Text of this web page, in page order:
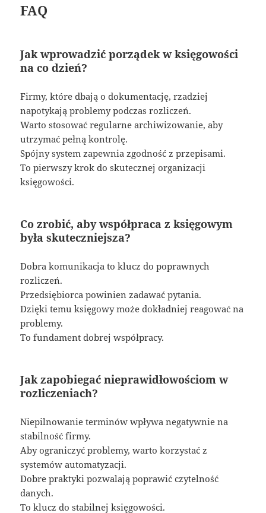
FAQ
Jak wprowadzić porządek w księgowości
na co dzień?
Firmy, które dbają o dokumentację, rzadziej
napotykają problemy podczas rozliczeń.
Warto stosować regularne archiwizowanie, aby
utrzymać pełną kontrolę.
Spójny system zapewnia zgodność z przepisami.
To pierwszy krok do skutecznej organizacji
księgowości.
Co zrobić, aby współpraca z księgowym
była skuteczniejsza?
Dobra komunikacja to klucz do poprawnych
rozliczeń.
Przedsiębiorca powinien zadawać pytania.
Dzięki temu księgowy może dokładniej reagować na
problemy.
To fundament dobrej współpracy.
Jak zapobiegać nieprawidłowościom w
rozliczeniach?
Niepilnowanie terminów wpływa negatywnie na
stabilność firmy.
Aby ograniczyć problemy, warto korzystać z
systemów automatyzacji.
Dobre praktyki pozwalają poprawić czytelność
danych.
To klucz do stabilnej księgowości.